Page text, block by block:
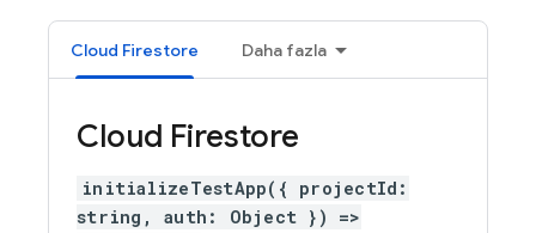
Cloud Firestore Daha fazla
Cloud Firestore
initializeTestApp({ projectId:
string, auth: Object }) =>